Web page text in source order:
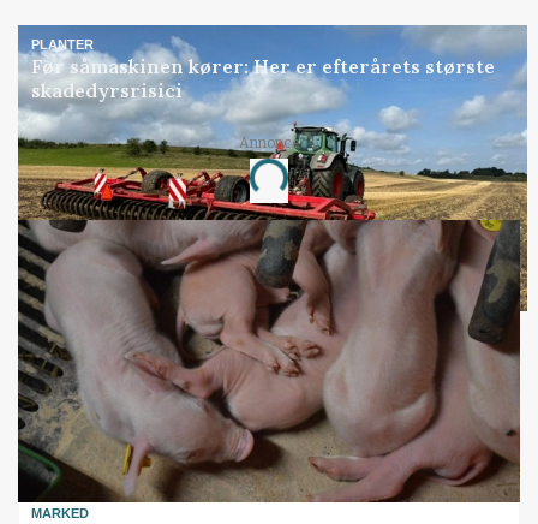
PLANTER
Før såmaskinen kører: Her er efterårets største
skadedyrsrisici
Annonce
Loading...
MARKED